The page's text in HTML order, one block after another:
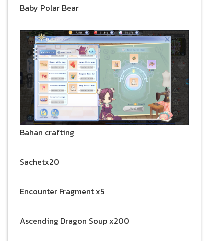
Baby Polar Bear
Bahan crafting
Sachetx20
Encounter Fragment x5
Ascending Dragon Soup x200